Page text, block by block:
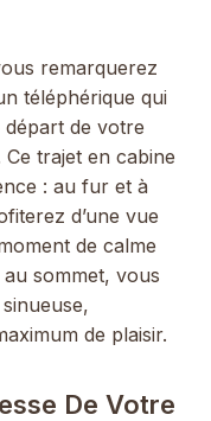
remarquerez
téléphérique qui
départ de votre
Ce trajet en cabine
: au fur et à
d’une vue
de calme
sommet, vous
de plaisir.
De Votre